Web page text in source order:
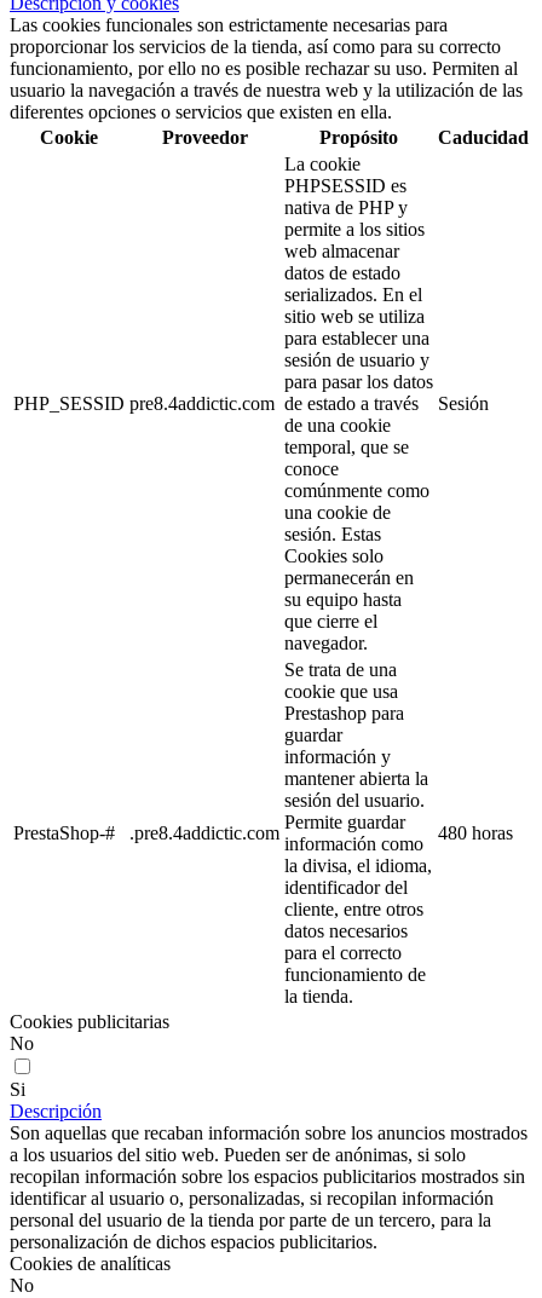
Las cookies funcionales son estrictamente necesarias para
proporcionar los servicios de la tienda, así como para su correcto
funcionamiento, por ello no es posible rechazar su uso. Permiten al
usuario la navegación a través de nuestra web y la utilización de las
diferentes opciones o servicios que existen en ella.
Cookie
Proveedor Propósito Caducidad
PHP_SESSID pre8.4addictic.com
La cookie
PHPSESSID es
nativa de PHP y
permite a los sitios
web almacenar
datos de estado
serializados. En el
sitio web se utiliza
para establecer una
sesión de usuario y
para pasar los datos
de estado a través
de una cookie
temporal, que se
conoce
comúnmente como
una cookie de
sesión. Estas
Cookies solo
permanecerán en
su equipo hasta
que cierre el
navegador.
Sesión
PrestaShop-# .pre8.4addictic.com
Se trata de una
cookie que usa
Prestashop para
guardar
información y
mantener abierta la
sesión del usuario.
Permite guardar
información como
la divisa, el idioma,
identificador del
cliente, entre otros
datos necesarios
para el correcto
funcionamiento de
la tienda.
480 horas
Cookies publicitarias
No
Si
Descripción
Son aquellas que recaban información sobre los anuncios mostrados
a los usuarios del sitio web. Pueden ser de anónimas, si solo
recopilan información sobre los espacios publicitarios mostrados sin
identificar al usuario o, personalizadas, si recopilan información
personal del usuario de la tienda por parte de un tercero, para la
personalización de dichos espacios publicitarios.
Cookies de analíticas
No